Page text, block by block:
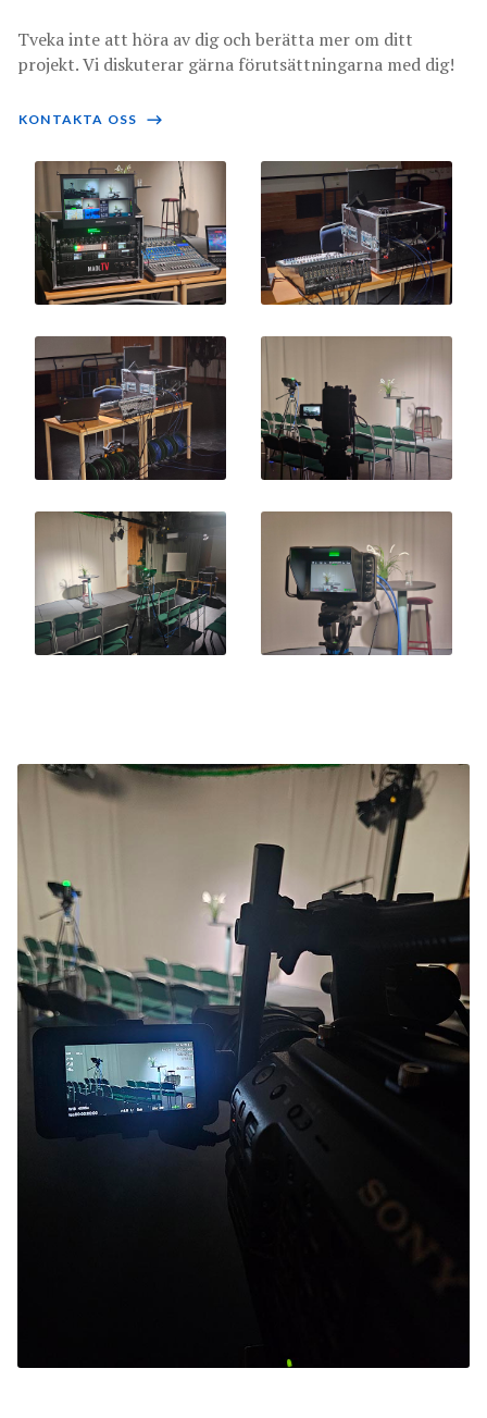
Tveka inte att höra av dig och berätta mer om ditt
projekt. Vi diskuterar gärna förutsättningarna med dig!
KONTAKTA OSS ⟶